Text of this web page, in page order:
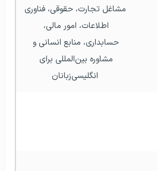
انگلیسی‌زبانان